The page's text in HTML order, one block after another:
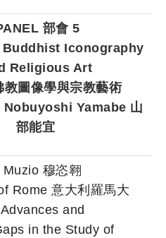
部會 5
Buddhist Iconography
Religious Art
教圖像學與宗教藝術
Yamabe 山
部能宜
穆恣翱
Rome 意大利羅馬大
and
in the Study of